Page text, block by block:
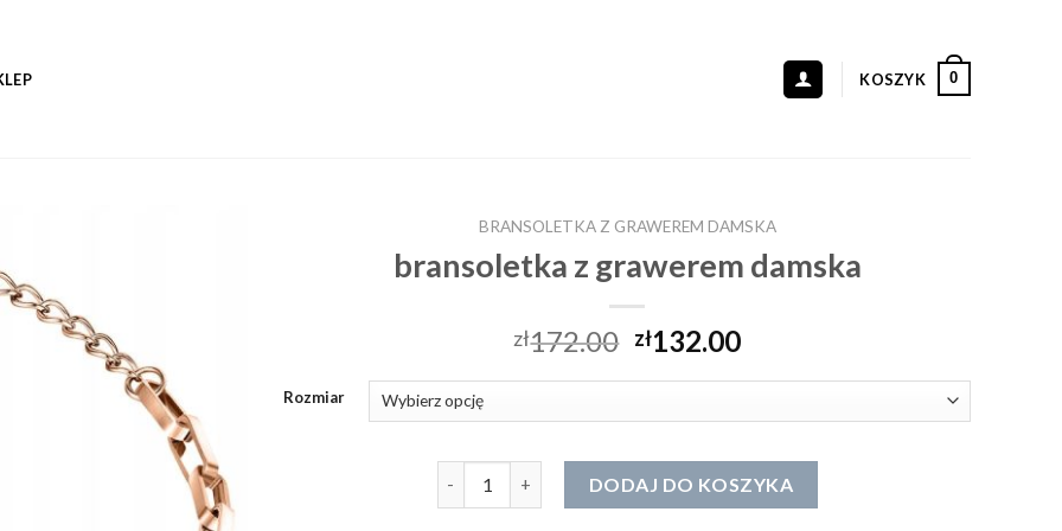
KOSZYK 0
BRANSOLETKA Z GRAWEREM DAMSKA
bransoletka z grawerem damska
zł172.00 zł132.00
Rozmiar
DODAJ DO KOSZYKA